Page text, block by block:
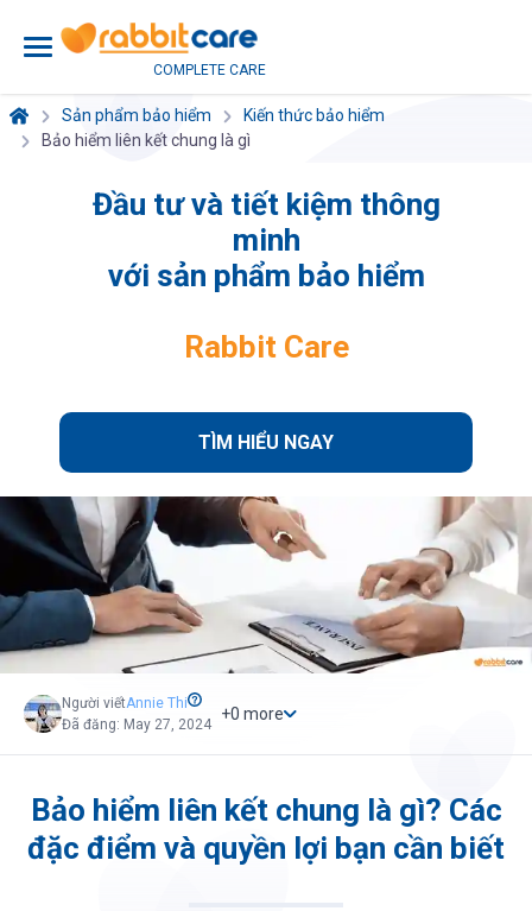
COMPLETE CARE
Sản phẩm bảo hiểm
Kiến thức bảo hiểm
Bảo hiểm liên kết chung là gì
Đầu tư và tiết kiệm thông
minh
với sản phẩm bảo hiểm
Rabbit Care
TÌM HIỂU NGAY
Người viếtAnnie Thi
Đã đăng: May 27, 2024
+0 more
Bảo hiểm liên kết chung là gì? Các
đặc điểm và quyền lợi bạn cần biết